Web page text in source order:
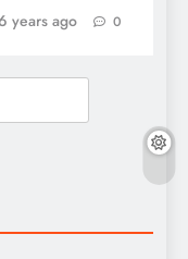
years ago 0